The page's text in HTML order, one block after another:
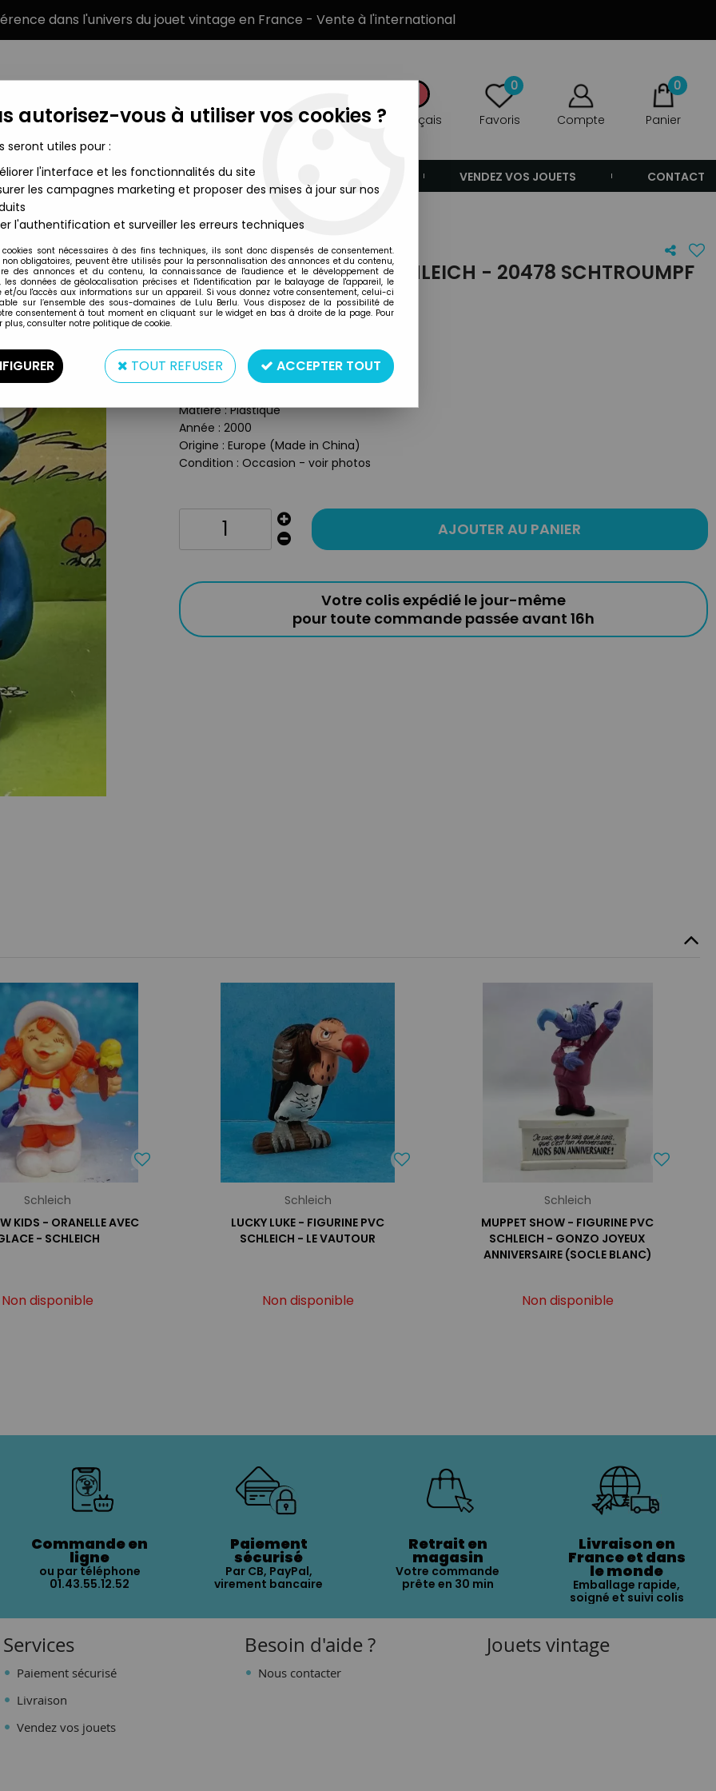
dans l'univers du jouet vintage en France - Vente à l'international
Français
0
Favoris Compte
0
Panier
MARQUES TYPE DE PRODUIT VENDEZ VOS JOUETS CONTACT
- Schleich - 20478 Schtroumpf Journaliste Sportif
Schleich
LES SCHTROUMPFS - SCHLEICH - 20478 SCHTROUMPF
JOURNALISTE SPORTIF
7,99€TTC
Réf. :REF19461
Type : Figurine PVC
Matière : Plastique
Année : 2000
Origine : Europe (Made in China)
Condition : Occasion - voir photos
AJOUTER AU PANIER
Votre colis expédié le jour-même
pour toute commande passée avant 16h
Schleich
KIDS - ORANELLE AVEC
- SCHLEICH
Non disponible
Schleich
LUCKY LUKE - FIGURINE PVC
SCHLEICH - LE VAUTOUR
Non disponible
Schleich
MUPPET SHOW - FIGURINE PVC
SCHLEICH - GONZO JOYEUX
ANNIVERSAIRE (SOCLE BLANC)
Non disponible
Commande en
ligne
ou par téléphone
01.43.55.12.52
Paiement
sécurisé
Par CB, PayPal,
virement bancaire
Retrait en
magasin
Votre commande
prête en 30 min
Livraison en
France et dans
le monde
Emballage rapide,
soigné et suivi colis
Services
Paiement sécurisé
Livraison
Vendez vos jouets
Besoin d'aide ?
Nous contacter
Jouets vintage
autorisez-vous à utiliser vos cookies ?
seront utiles pour :
l'interface et les fonctionnalités du site
les campagnes marketing et proposer des mises à jour sur nos
l'authentification et surveiller les erreurs techniques
cookies sont nécessaires à des fins techniques, ils sont donc dispensés de consentement.
non obligatoires, peuvent être utilisés pour la personnalisation des annonces et du contenu,
des annonces et du contenu, la connaissance de l'audience et le développement de
les données de géolocalisation précises et l'identification par le balayage de l'appareil, le
et/ou l'accès aux informations sur un appareil. Si vous donnez votre consentement, celui-ci
sur l’ensemble des sous-domaines de Lulu Berlu. Vous disposez de la possibilité de
consentement à tout moment en cliquant sur le widget en bas à droite de la page. Pour
plus, consulter notre politique de cookie.
TOUT REFUSER ACCEPTER TOUT